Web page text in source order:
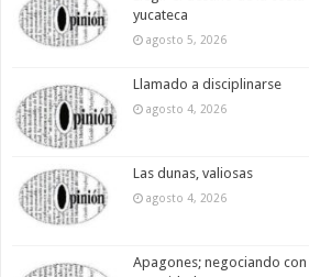
yucateca
agosto 5, 2026
Llamado a disciplinarse
agosto 4, 2026
Las dunas, valiosas
agosto 4, 2026
Apagones; negociando con